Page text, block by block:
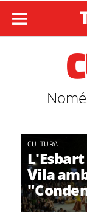
CULTURA
Vila